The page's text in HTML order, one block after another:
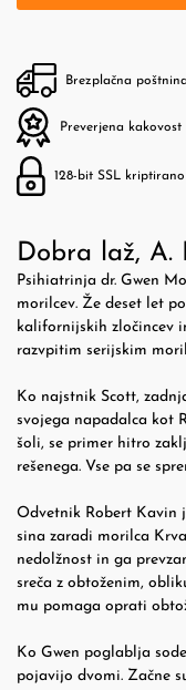
Brezplačna
Preverjena kakovost
128-bit SSL
Dobra laž, A.
Psihiatrinja dr. Gwen
morilcev. Že deset let
kalifornijskih zločincev
razvpitim serijskim
Ko najstnik Scott,
svojega napadalca kot
šoli, se primer hitro
rešenega. Vse pa se
Odvetnik Robert Kavin
sina zaradi morilca
nedolžnost in ga
sreča z obtoženim,
mu pomaga oprati
Ko Gwen poglablja
pojavijo dvomi. Začne